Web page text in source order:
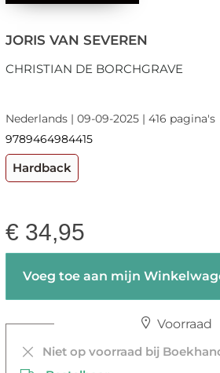
JORIS VAN SEVEREN
CHRISTIAN DE BORCHGRAVE
Nederlands | 09-09-2025 | 416 pagina's
9789464984415
Hardback
€ 34,95
Voeg toe aan mijn
Voorraad
Niet op voorraad bij